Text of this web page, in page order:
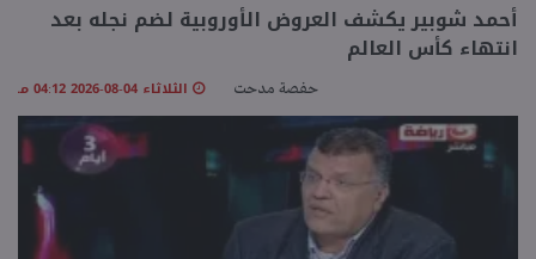
أحمد شوبير يكشف العروض الأوروبية لضم نجله بعد
انتهاء كأس العالم
حفصة مدحت الثلاثاء 04-08-2026 04:12 مـ